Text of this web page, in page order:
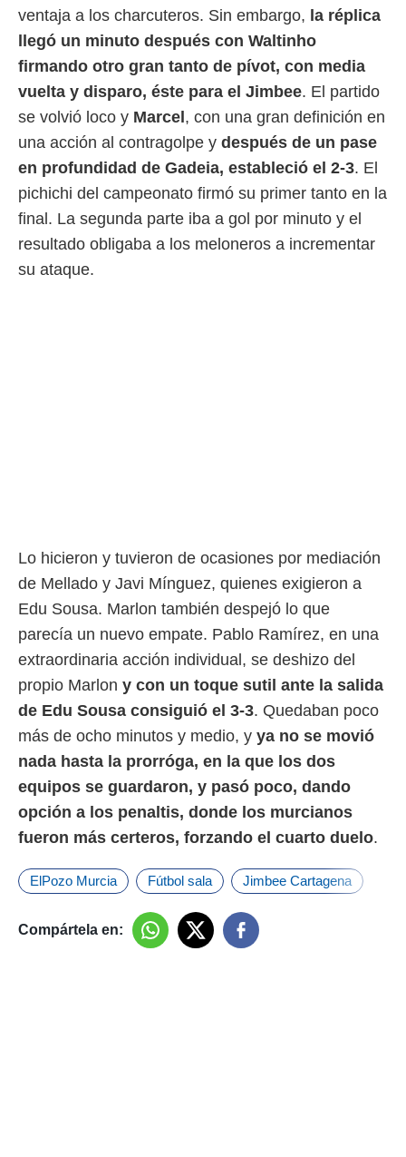
e
mediante
publicidad
publicidad
de
ventaja a los charcuteros. Sin embargo, la réplica
llegó un minuto después con Waltinho
firmando otro gran tanto de pívot, con media
vuelta y disparo, éste para el Jimbee. El partido
se volvió loco y Marcel , con una gran definición en
una acción al contragolpe y después de un pase
en profundidad de Gadeia, estableció el 2-3. El
pichichi del campeonato firmó su primer tanto en la
final. La segunda parte iba a gol por minuto y el
resultado obligaba a los meloneros a incrementar
su ataque.
Lo hicieron y tuvieron de ocasiones por mediación
de Mellado y Javi Mínguez, quienes exigieron a
Edu Sousa. Marlon también despejó lo que
parecía un nuevo empate. Pablo Ramírez, en una
extraordinaria acción individual, se deshizo del
propio Marlon y con un toque sutil ante la salida
de Edu Sousa consiguió el 3-3. Quedaban poco
más de ocho minutos y medio, y ya no se movió
nada hasta la prorróga, en la que los dos
equipos se guardaron, y pasó poco, dando
opción a los penaltis, donde los murcianos
fueron más certeros, forzando el cuarto duelo.
ElPozo Murcia Fútbol sala Jimbee Cartagena
Compártela en: